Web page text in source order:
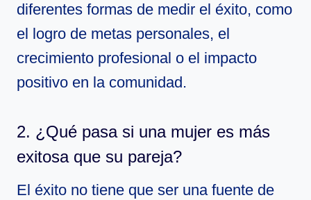
diferentes formas de medir el éxito, como
el logro de metas personales, el
crecimiento profesional o el impacto
positivo en la comunidad.
2. ¿Qué pasa si una mujer es más
exitosa que su pareja?
El éxito no tiene que ser una fuente de